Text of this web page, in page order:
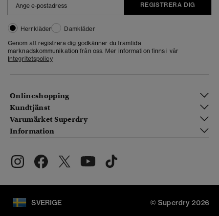
REGISTRERA DIG
Herrkläder
Damkläder
Genom att registrera dig godkänner du framtida
marknadskommunikation från oss. Mer information finns i vår
Integritetspolicy
Onlineshopping
Kundtjänst
Varumärket Superdry
Information
SVERIGE © Superdry 2026